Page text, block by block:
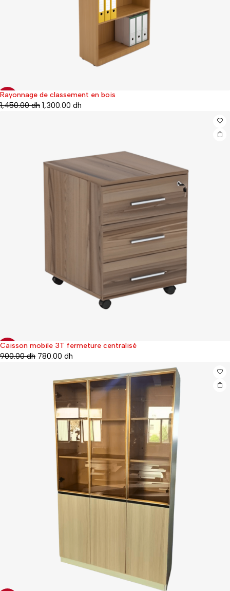
10%
Rayonnage de classement en bois
1,450.00dh 1,300.00 dh
13%
Caisson mobile 3T fermeture centralisé
900.00dh 780.00 dh